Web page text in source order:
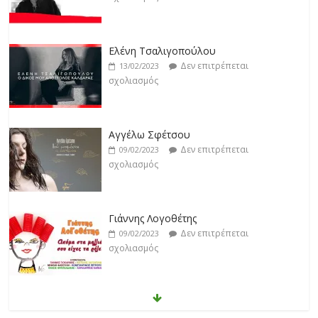
Αγγέλω Σφέτσου
09/02/2023
Δεν επιτρέπεται
σχολιασμός
Γιάννης Λογοθέτης
09/02/2023
Δεν επιτρέπεται
σχολιασμός
Anemos
03/02/2023
Δεν επιτρέπεται
σχολιασμός
Θοδωρής Φέρρης